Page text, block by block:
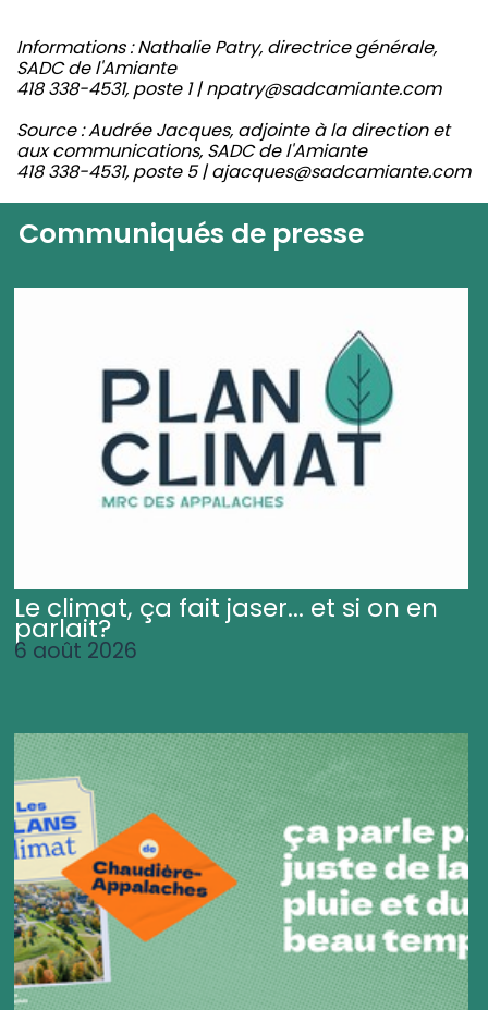
Informations : Nathalie Patry, directrice générale,
SADC de l'Amiante
418 338-4531, poste 1 | npatry@sadcamiante.com
Source : Audrée Jacques, adjointe à la direction et
aux communications, SADC de l'Amiante
418 338-4531, poste 5 | ajacques@sadcamiante.com
Communiqués de presse
Le climat, ça fait jaser... et si on en
parlait?
6 août 2026